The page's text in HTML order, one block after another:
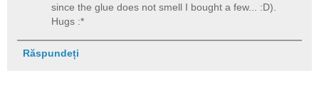
since the glue does not smell I bought a few... :D).
Hugs :*
Răspundeți